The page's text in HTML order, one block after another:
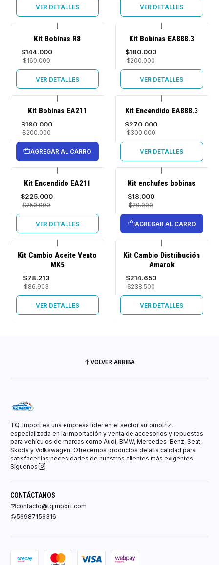
VER DETALLES VER DETALLES
Agotado
Kit Bobinas R8
$144.000
$160.000
VER DETALLES
-10%
OFF
Agotado
Kit Bobinas EA888.3
$180.000
$200.000
VER DETALLES
-10%
OFFKit Bobinas EA211
$180.000
$200.000
AGREGAR AL CARRO
-10%
OFF
Agotado
Kit Encendido EA888.3
$270.000
$300.000
VER DETALLES
-10%
OFF
Agotado
Kit Encendido EA211
$225.000
$250.000
VER DETALLES
-10%
OFF
Kit enchufes bobinas
$18.000
$20.000
AGREGAR AL CARRO
-10%
OFF
Kit Cambio Aceite Vento
MK5
$78.213
$86.903
VER DETALLES
-10%
OFF
Kit Cambio Distribución
Amarok
$214.650
$238.500
VER DETALLES
VOLVER ARRIBA
TQ-Import es una empresa líder en el sector automotriz,
especializada en la importación y venta de accesorios y repuestos
para vehículos de marcas como Audi, BMW, Mercedes-Benz, Seat,
Skoda y Volkswagen. Ofrecemos productos de alta calidad para
satisfacer las necesidades de nuestros clientes más exigentes.
Síguenos
CONTÁCTANOS
contacto@tqimport.com
56987156316